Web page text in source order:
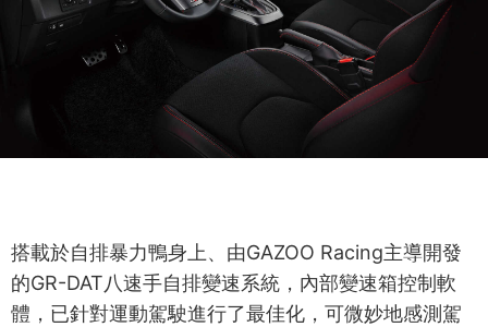
搭載於自排暴力鴨身上、由GAZOO Racing主導開發
的GR-DAT八速手自排變速系統，內部變速箱控制軟
體，已針對運動駕駛進行了最佳化，可微妙地感測駕